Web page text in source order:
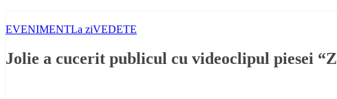
EVENIMENTLa ziVEDETE
Jolie a cucerit publicul cu videoclipul piesei